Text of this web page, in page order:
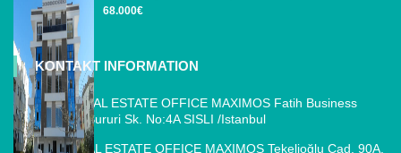
68.000€
KONTAKT INFORMATION
ISTANBUL REAL ESTATE OFFICE MAXIMOS Fatih Business
Park, Cemal Sururi Sk. No:4A SISLI /Istanbul
ANTALYA REAL ESTATE OFFICE MAXIMOS Tekelioğlu Cad. 90A,